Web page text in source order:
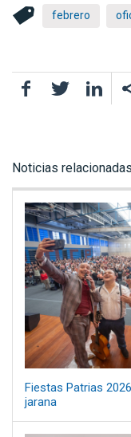
febrero
FacebookTwitter
Noticias relacionadas
Fiestas Patrias
jarana